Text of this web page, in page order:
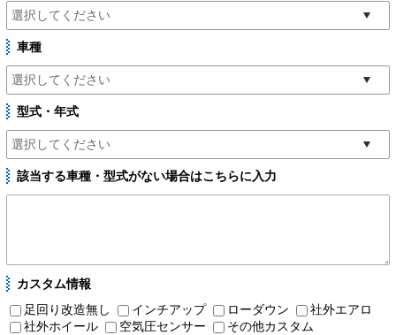
車種
型式・年式
該当する車種・型式がない場合はこちらに入力
カスタム情報
足回り改造無し
インチアップ ローダウン
社外エアロ
社外ホイール
空気圧センサー
その他カスタム